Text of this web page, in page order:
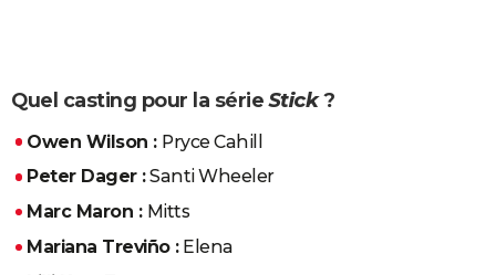
Quel casting pour la sérieStick?
Owen Wilson : Pryce Cahill
Peter Dager :Santi Wheeler
Marc Maron : Mitts
Mariana Treviño :Elena